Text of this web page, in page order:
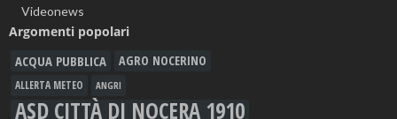
Videonews
Argomenti popolari
ACQUA PUBBLICA AGRO NOCERINO
ALLERTA METEO ANGRI
ASD CITTÀ DI NOCERA 1910